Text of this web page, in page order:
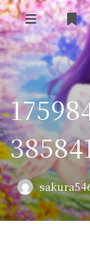
首页
VPS评测
AI绘画
教程
图库
登录